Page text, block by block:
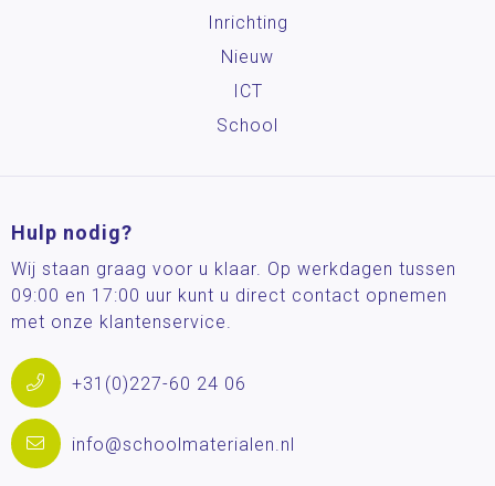
Inrichting
Nieuw
ICT
School
Hulp nodig?
Wij staan graag voor u klaar. Op werkdagen tussen
09:00 en 17:00 uur kunt u direct contact opnemen
met onze klantenservice.
+31(0)227-60 24 06
info@schoolmaterialen.nl